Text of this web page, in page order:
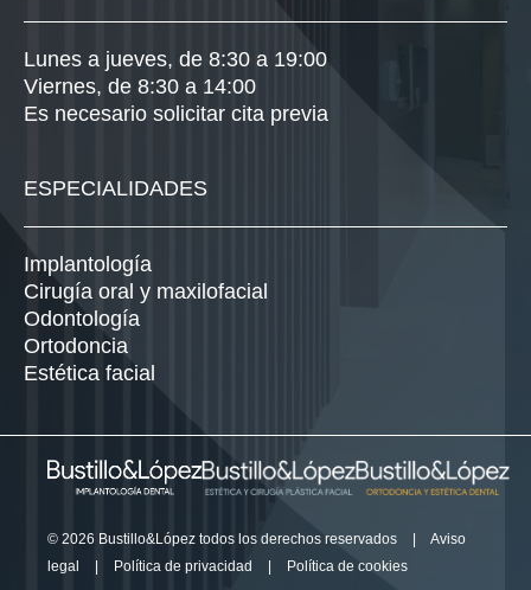
Lunes a jueves, de 8:30 a 19:00
Viernes, de 8:30 a 14:00
Es necesario solicitar cita previa
ESPECIALIDADES
Implantología
Cirugía oral y maxilofacial
Odontología
Ortodoncia
Estética facial
© 2026 Bustillo&López todos los derechos reservados
Aviso
legal
Política de privacidad Política de cookies